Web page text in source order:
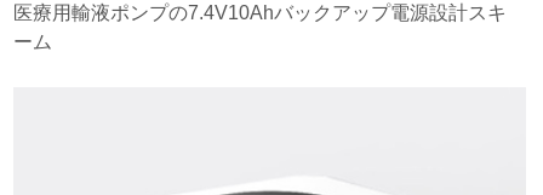
医療用輸液ポンプの7.4V10Ahバックアップ電源設計スキ
ーム